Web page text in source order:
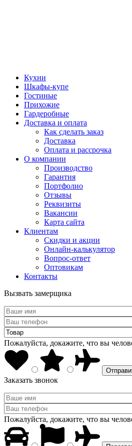
Кухни
Шкафы-купе
Гостиные
Прихожие
Гардеробные
Доставка и оплата
Как сделать заказ
Доставка
Оплата и рассрочка
О компании
Производство
Гарантия
Портфолио
Отзывы
Реквизиты
Вакансии
Карта сайта
Клиентам
Скидки и акции
Онлайн-калькулятор
Вопрос-ответ
Оптовикам
Контакты
Вызвать замерщика
Пожалуйста, докажите, что вы
Заказать звонок
Пожалуйста, докажите, что вы